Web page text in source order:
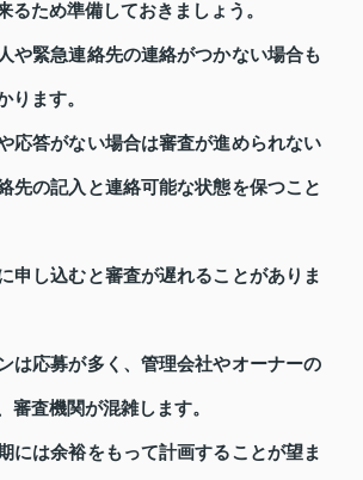
るため準備しておきましょう。
や緊急連絡先の連絡がつかない場合も
ります。
応答がない場合は審査が進められない
先の記入と連絡可能な状態を保つこと
申し込むと審査が遅れることがありま
は応募が多く、管理会社やオーナーの
審査機関が混雑します。
には余裕をもって計画することが望ま